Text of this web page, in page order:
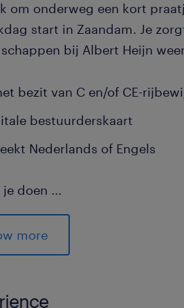
om onderweg een kort
start in Zaandam. Je
bij Albert Heijn
bezit van C en/of CE-
bestuurderskaart
Nederlands of Engels
doen ...
de vroege dienst vanuit het
Heijn. Je begint tussen 01.00
rond 13:00 uur weer klaar.
krijg je hulp met
more